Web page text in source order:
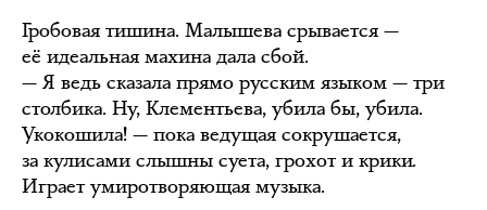
Гробовая тишина. Малышева срывается —
её идеальная махина дала сбой.
— Я ведь сказала прямо русским языком — три
столбика. Ну, Клементьева, убила бы, убила.
Укокошила! — пока ведущая сокрушается,
за кулисами слышны суета, грохот и крики.
Играет умиротворяющая музыка.